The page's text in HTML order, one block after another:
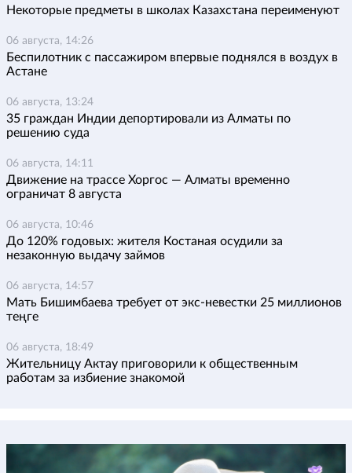
Некоторые предметы в школах Казахстана переименуют
06 августа, 14:26
Беспилотник с пассажиром впервые поднялся в воздух в
Астане
06 августа, 13:24
35 граждан Индии депортировали из Алматы по
решению суда
06 августа, 14:11
Движение на трассе Хоргос — Алматы временно
ограничат 8 августа
06 августа, 10:46
До 120% годовых: жителя Костаная осудили за
незаконную выдачу займов
06 августа, 14:57
Мать Бишимбаева требует от экс-невестки 25 миллионов
теңге
06 августа, 18:49
Жительницу Актау приговорили к общественным
работам за избиение знакомой